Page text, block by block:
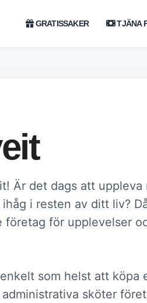
GRATISSAKER TJÄNA
Är det dags att uppleva
i resten av ditt liv?
för upplevelser
som helst att köpa
sköter